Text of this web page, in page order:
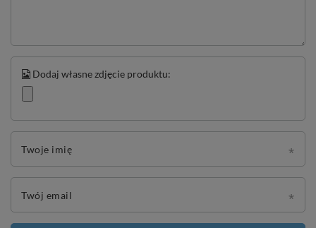
Dodaj własne zdjęcie produktu:
Twoje imię
Twój email